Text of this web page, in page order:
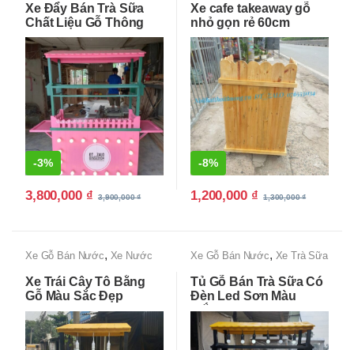
Xưởng
Xe Đẩy Bán Trà Sữa
Chất Liệu Gỗ Thông
Giá Rẻ
-3%
3,800,000 ₫ 3,900,000₫
Xe cafe takeaway gỗ
nhỏ gọn rẻ 60cm
-8%
1,200,000 ₫ 1,300,000₫
Xe Gỗ Bán Nước, Xe Nước
Xe Trái Cây Tô Bằng
Gỗ Màu Sắc Đẹp
Xe Gỗ Bán Nước, Xe Trà Sữa
Xưởng
Tủ Gỗ Bán Trà Sữa Có
Đèn Led Sơn Màu
Trắng Đen